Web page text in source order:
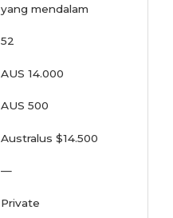
yang mendalam
52
AUS 14.000
AUS 500
Australus $14.500
—
Private